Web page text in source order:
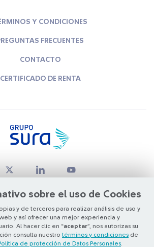
sobre el uso de Cookies
y de terceros para realizar análisis de uso y
y así ofrecer una mejor experiencia y
Al hacer clic en “aceptar”, nos autorizas su
consulta nuestro términos y condiciones de
de protección de Datos Personales
Y CONDICIONES
FRECUENTES
CONTACTO
CERTIFICADO DE RENTA
Grupo SURA 2026